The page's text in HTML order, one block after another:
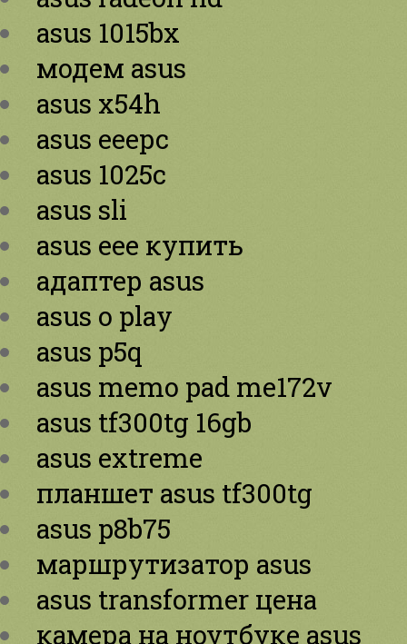
asus 1015bx
модем asus
asus x54h
asus eeepc
asus 1025c
asus sli
asus eee купить
адаптер asus
asus o play
asus p5q
asus memo pad me172v
asus tf300tg 16gb
asus extreme
планшет asus tf300tg
asus p8b75
маршрутизатор asus
asus transformer цена
камера на ноутбуке asus